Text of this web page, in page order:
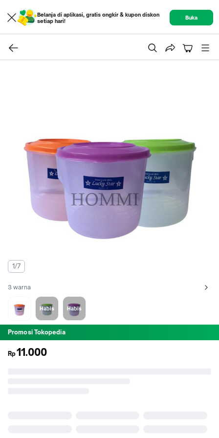
Belanja di aplikasi, gratis ongkir & kupon diskon
setiap hari!
Buka
1/7
Lihat semua variant:
3 warna
Orange
Habis
Hijau
Habis
Ungu
Promosi Tokopedia
Rp11.000